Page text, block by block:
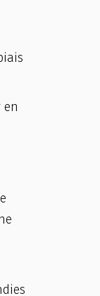
en